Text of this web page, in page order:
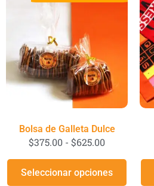
Bolsa de Galleta Dulce
$375.00 - $625.00
Seleccionar opciones